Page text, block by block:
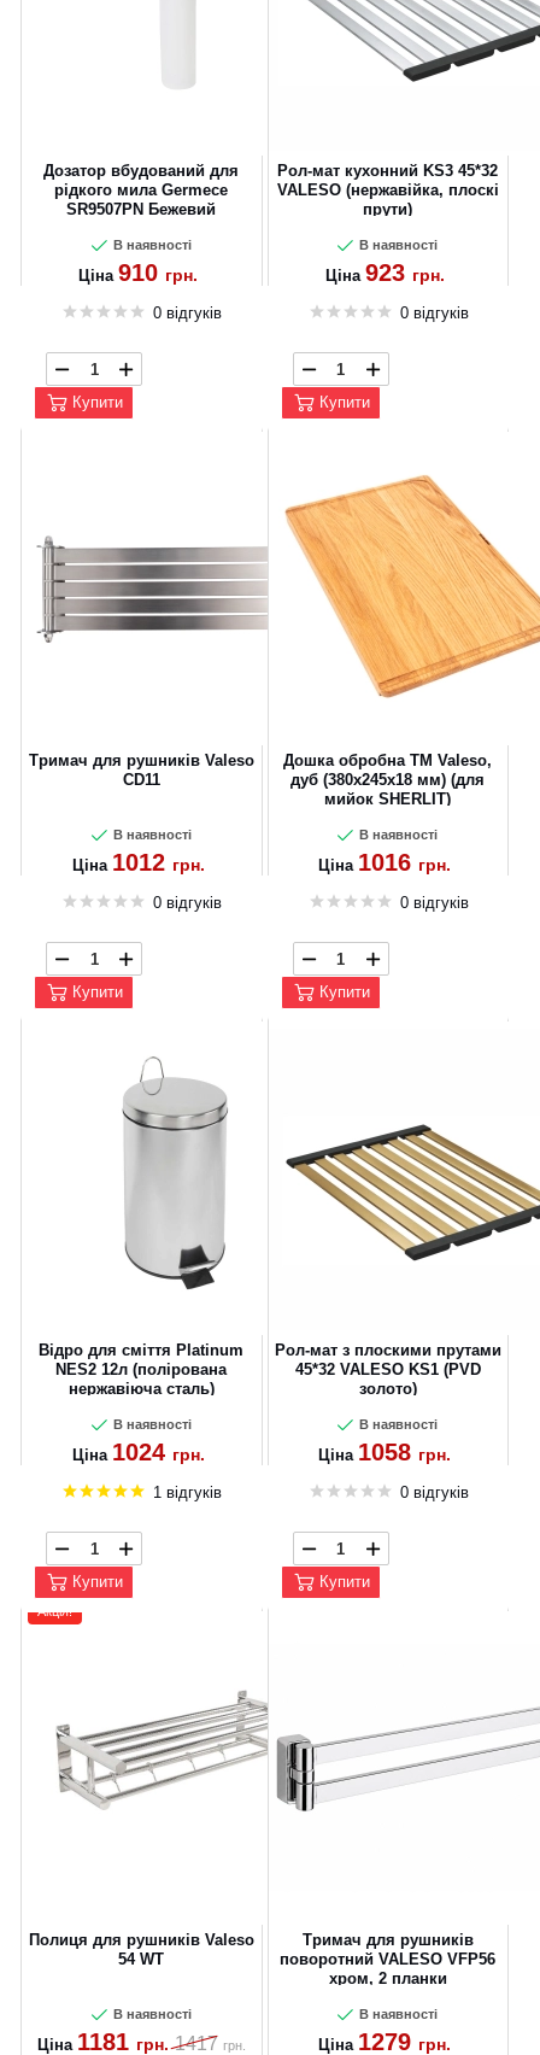
Дозатор вбудований для
рідкого мила Germece
SR9507PN Бежевий
В наявності
Ціна 910 грн.
0 відгуків
Купити
Рол-мат кухонний KS3 45*32
VALESO (нержавійка, плоскі
прути)
В наявності
Ціна 923 грн.
0 відгуків
Купити
Тримач для рушників Valeso
CD11
В наявності
Ціна 1012 грн.
0 відгуків
Купити
Дошка обробна TM Valeso,
дуб (380x245x18 мм) (для
мийок SHERLIT)
В наявності
Ціна 1016 грн.
0 відгуків
Купити
Відро для сміття Platinum
NES2 12л (полірована
нержавіюча сталь)
В наявності
Ціна 1024 грн.
1 відгуків
Купити
Рол-мат з плоскими прутами
45*32 VALESO KS1 (PVD
золото)
В наявності
Ціна 1058 грн.
0 відгуків
Купити
Акція!
Полиця для рушників Valeso
54 WT
В наявності
Ціна 1181 грн. 1417 грн.
Тримач для рушників
поворотний VALESO VFP56
хром, 2 планки
В наявності
Ціна 1279 грн.
OK
CANCEL